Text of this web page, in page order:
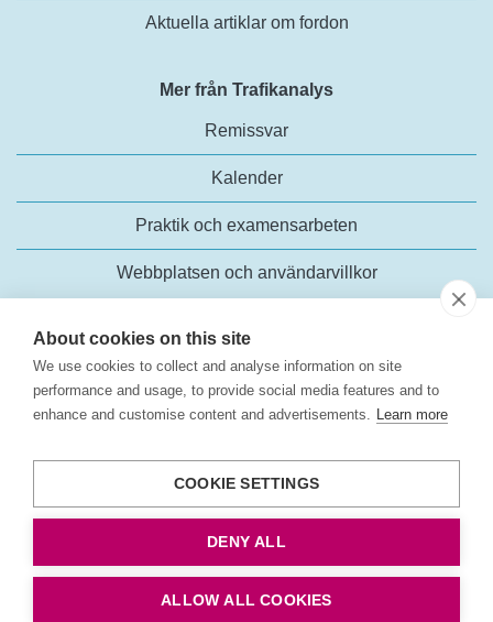
About cookies on this site
We use cookies to collect and analyse information on site
performance and usage, to provide social media features and to
enhance and customise content and advertisements. Learn more
COOKIE SETTINGS
DENY ALL
ALLOW ALL COOKIES
Aktuella artiklar om fordon
Mer från Trafikanalys
Remissvar
Kalender
Praktik och examensarbeten
Webbplatsen och användarvillkor
Rosenlundsgatan 54
118 63 Stockholm
+46 (0)10-414 42 00